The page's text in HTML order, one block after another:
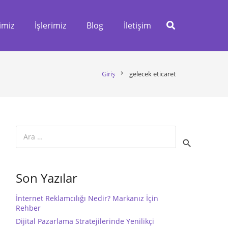
İşlerimiz Blog İletişim
Giriş chevron_right gelecek eticaret
Son Yazılar
İnternet Reklamcılığı Nedir? Markanız İçin
Rehber
Dijital Pazarlama Stratejilerinde Yenilikçi